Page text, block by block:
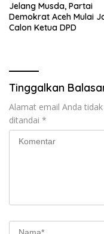
Jelang Musda, Partai
Demokrat Aceh Mulai
Calon Ketua DPD
Tinggalkan
Alamat email Anda
ditandai *